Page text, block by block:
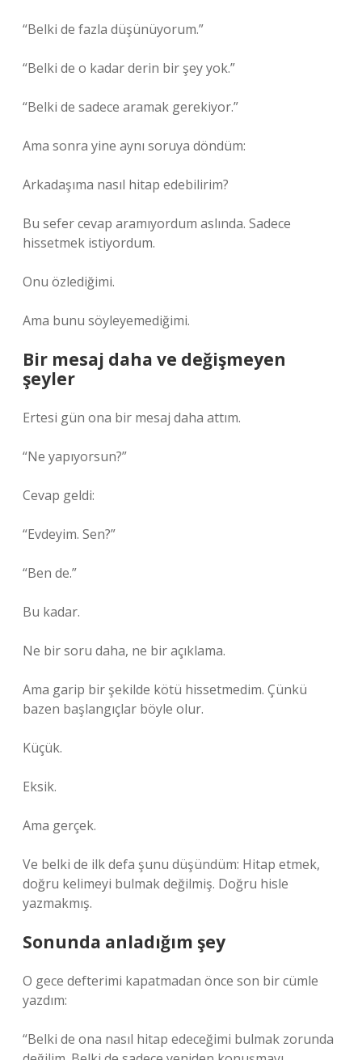
“Belki de fazla düşünüyorum.”
“Belki de o kadar derin bir şey yok.”
“Belki de sadece aramak gerekiyor.”
Ama sonra yine aynı soruya döndüm:
Arkadaşıma nasıl hitap edebilirim?
Bu sefer cevap aramıyordum aslında. Sadece
hissetmek istiyordum.
Onu özlediğimi.
Ama bunu söyleyemediğimi.
Bir mesaj daha ve değişmeyen
şeyler
Ertesi gün ona bir mesaj daha attım.
“Ne yapıyorsun?”
Cevap geldi:
“Evdeyim. Sen?”
“Ben de.”
Bu kadar.
Ne bir soru daha, ne bir açıklama.
Ama garip bir şekilde kötü hissetmedim. Çünkü
bazen başlangıçlar böyle olur.
Küçük.
Eksik.
Ama gerçek.
Ve belki de ilk defa şunu düşündüm: Hitap etmek,
doğru kelimeyi bulmak değilmiş. Doğru hisle
yazmakmış.
Sonunda anladığım şey
O gece defterimi kapatmadan önce son bir cümle
yazdım:
“Belki de ona nasıl hitap edeceğimi bulmak zorunda